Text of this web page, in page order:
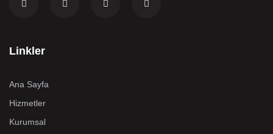
Linkler
Ana Sayfa
Hizmetler
Kurumsal